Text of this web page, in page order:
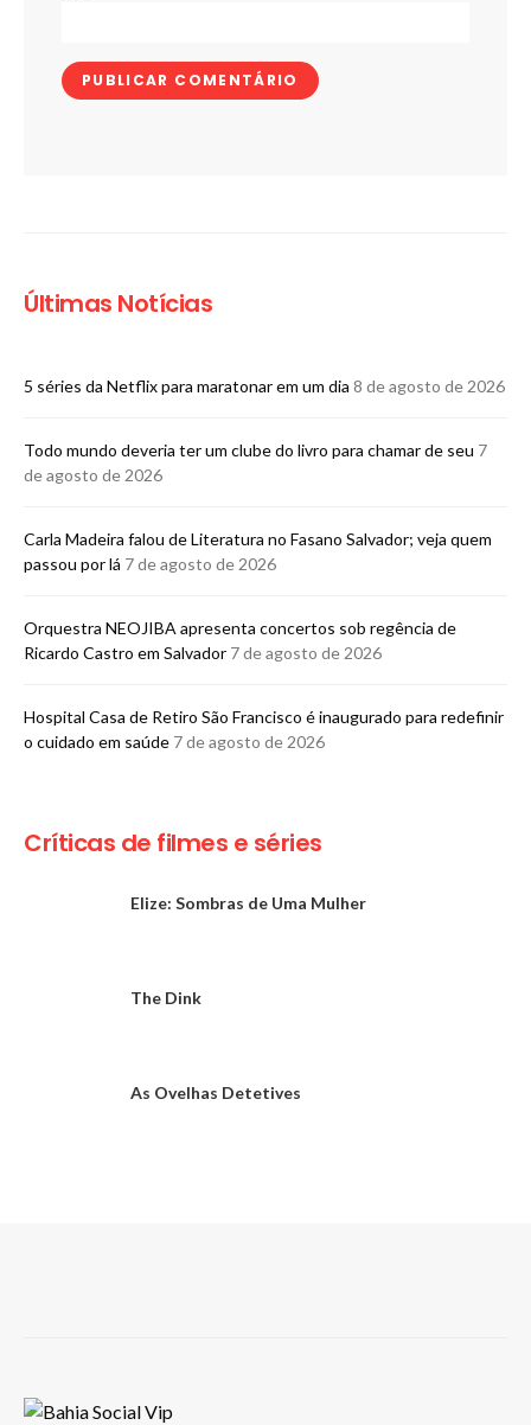
Últimas Notícias
5 séries da Netflix para maratonar em um dia 8 de agosto de 2026
Todo mundo deveria ter um clube do livro para chamar de seu 7
de agosto de 2026
Carla Madeira falou de Literatura no Fasano Salvador; veja quem
passou por lá 7 de agosto de 2026
Orquestra NEOJIBA apresenta concertos sob regência de
Ricardo Castro em Salvador 7 de agosto de 2026
Hospital Casa de Retiro São Francisco é inaugurado para redefinir
o cuidado em saúde 7 de agosto de 2026
Críticas de filmes e séries
Elize: Sombras de Uma Mulher
The Dink
As Ovelhas Detetives